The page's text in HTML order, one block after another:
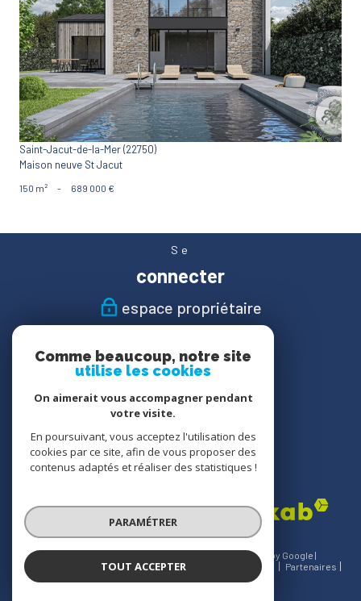
VOIR LE BIEN
Saint-Jacut-de-la-Mer (22750)
Maison neuve St Jacut
150 m² - 689 000 €
Se
connecter
espace propriétaire
suivre
Nous
adhérons
© 2026 | Tous droits réservés | Traduction powered by Google |
Nos honoraires
Plan du site Mentions légales Admin
Partenaires
Comme beaucoup, notre site
utilise les cookies
On aimerait vous accompagner pendant
votre visite.
En poursuivant, vous acceptez l'utilisation des
cookies par ce site, afin de vous proposer des
contenus adaptés et réaliser des statistiques !
PARAMÉTRER
TOUT ACCEPTER